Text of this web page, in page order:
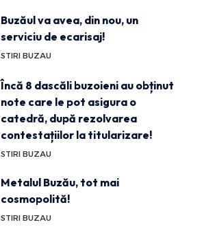
Buzăul va avea, din nou, un
serviciu de ecarisaj!
STIRI BUZAU
Încă 8 dascăli buzoieni au obținut
note care le pot asigura o
catedră, după rezolvarea
contestațiilor la titularizare!
STIRI BUZAU
Metalul Buzău, tot mai
cosmopolită!
STIRI BUZAU